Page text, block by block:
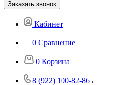
Заказать звонок
Кабинет
0 Сравнение
0 Корзина
8 (922) 100-82-86